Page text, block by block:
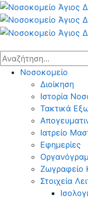
Νοσοκομείο
Διοίκηση
Ιστορία
Τακτικά
Ιατρείο
Εφημερίες
Ζωγραφείο
Στοιχεία